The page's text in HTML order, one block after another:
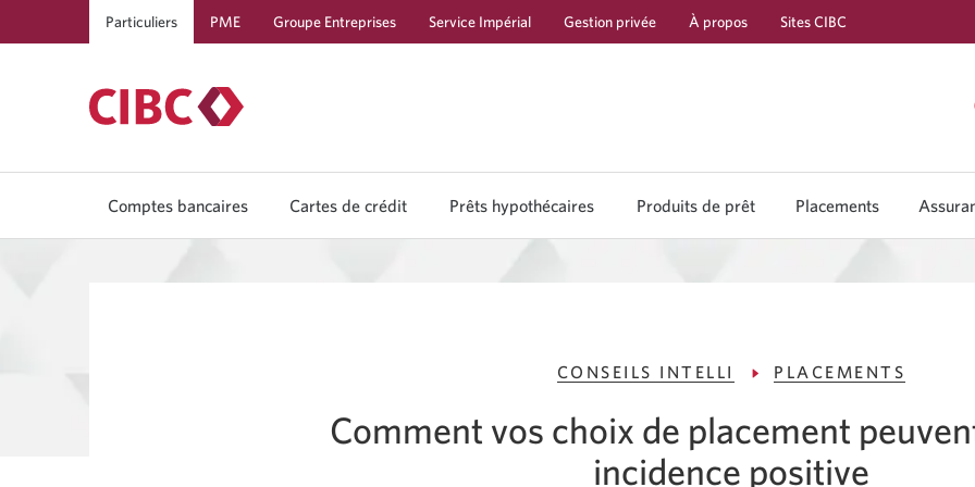
Particuliers PME Groupe Entreprises Service Impérial Gestion privée À propos Sites CIBC
Comptes bancaires Cartes de crédit Prêts hypothécaires Produits de prêt Placements
CONSEILS INTELLI PLACEMENTS
Comment vos choix de placement
incidence positive